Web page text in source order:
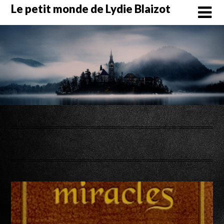
SkipLe petit monde de Lydie Blaizot
Mois :février 2015